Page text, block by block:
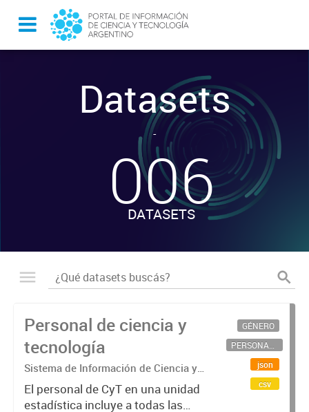
Datasets
-
006
DATASETS
Personal de ciencia y
tecnología
Sistema de Información de Ciencia y
Tecnología Argentino (SICYTAR)
El personal de CyT en una unidad
estadística incluye a todas las
GÉNERO
PERSONAL CIENTÍFICO-TECNOLÓGICO
json
csv